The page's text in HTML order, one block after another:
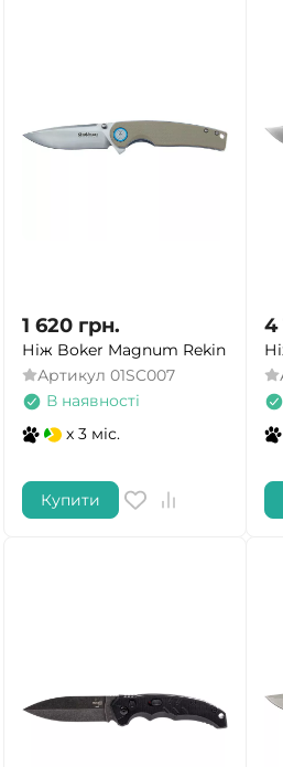
1 620 грн.
Ніж Boker Magnum Rekin
Артикул 01SC007
В наявності
x 3 міс.
Купити
4